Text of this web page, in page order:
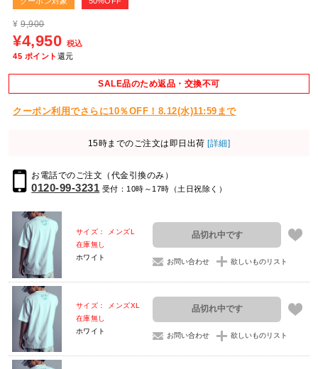
¥ 9,900
¥4,950 税込
45 ポイント 還元
SALE品のため返品・交換不可
クーポン利用でさらに10％OFF！8.12(水)11:59まで
15時までのご注文は即日出荷 [詳細]
お電話でのご注文（代金引換のみ）
0120-99-3231 受付：10時～17時（土日祝除く）
サイズ： メンズL
在庫無し
ホワイト
品切れ中です
お問い合わせ 欲しいものリスト
サイズ： メンズXL
在庫無し
ホワイト
品切れ中です
お問い合わせ 欲しいものリスト